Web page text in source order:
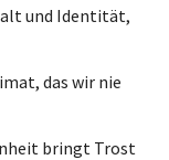
und Identität,
das wir nie
bringt Trost